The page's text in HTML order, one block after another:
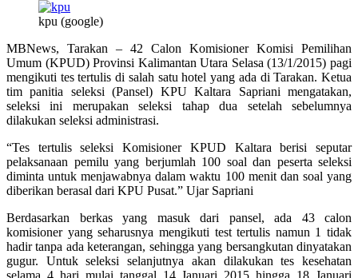
kpu (google)
MBNews, Tarakan – 42 Calon Komisioner Komisi Pemilihan
Umum (KPUD) Provinsi Kalimantan Utara Selasa (13/1/2015) pagi
mengikuti tes tertulis di salah satu hotel yang ada di Tarakan. Ketua
tim panitia seleksi (Pansel) KPU Kaltara Sapriani mengatakan,
seleksi ini merupakan seleksi tahap dua setelah sebelumnya
dilakukan seleksi administrasi.
“Tes tertulis seleksi Komisioner KPUD Kaltara berisi seputar
pelaksanaan pemilu yang berjumlah 100 soal dan peserta seleksi
diminta untuk menjawabnya dalam waktu 100 menit dan soal yang
diberikan berasal dari KPU Pusat.” Ujar Sapriani
Berdasarkan berkas yang masuk dari pansel, ada 43 calon
komisioner yang seharusnya mengikuti test tertulis namun 1 tidak
hadir tanpa ada keterangan, sehingga yang bersangkutan dinyatakan
gugur. Untuk seleksi selanjutnya akan dilakukan tes kesehatan
selama 4 hari mulai tanggal 14 Januari 2015 hingga 18 Januari